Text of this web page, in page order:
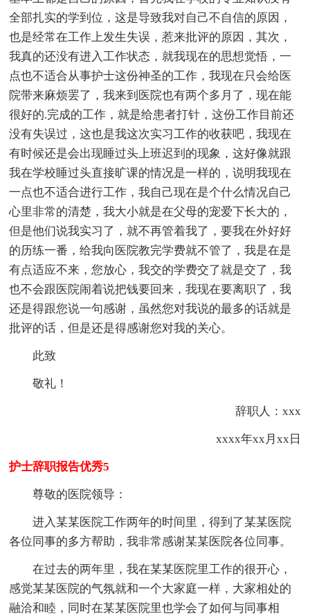
全部扎实的学到位，这是导致我对自己不自信的原因，
也是经常在工作上发生失误，惹来批评的原因，其次，
我真的还没有进入工作状态，就我现在的思想觉悟，一
点也不适合从事护士这份神圣的工作，我现在只会给医
院带来麻烦罢了，我来到医院也有两个多月了，现在能
很好的.完成的工作，就是给患者打针，这份工作目前还
没有失误过，这也是我这次实习工作的收获吧，我现在
有时候还是会出现睡过头上班迟到的现象，这好像就跟
我在学校睡过头直接旷课的情况是一样的，说明我现在
一点也不适合进行工作，我自己现在是个什么情况自己
心里非常的清楚，我大小就是在父母的宠爱下长大的，
但是他们说我实习了，就不再管着我了，要我在外好好
的历练一番，给我向医院教完学费就不管了，我是在是
有点适应不来，您放心，我交的学费交了就是交了，我
也不会跟医院闹着说把钱要回来，我现在要离职了，我
还是得跟您说一句感谢，虽然您对我说的最多的话就是
批评的话，但是还是得感谢您对我的关心。
此致
敬礼！
辞职人：xxx
xxxx年xx月xx日
护士辞职报告优秀5
尊敬的医院领导：
进入某某医院工作两年的时间里，得到了某某医院
各位同事的多方帮助，我非常感谢某某医院各位同事。
在过去的两年里，我在某某医院里工作的很开心，
感觉某某医院的气氛就和一个大家庭一样，大家相处的
融洽和睦，同时在某某医院里也学会了如何与同事相